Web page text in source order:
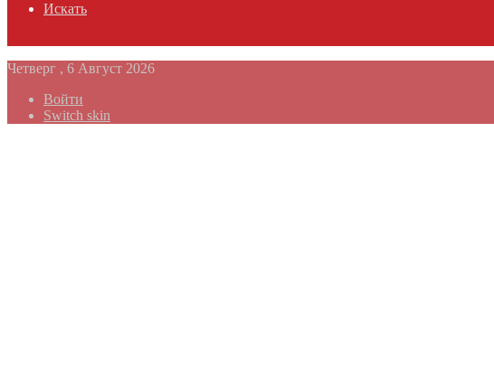
Искать
Четверг , 6 Август 2026
Войти
Switch skin